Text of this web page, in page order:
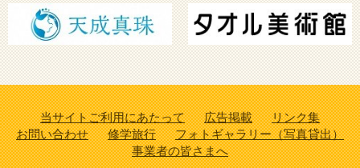
当サイトご利用にあたって 広告掲載
リンク集
お問い合わせ
修学旅行
フォトギャラリー（写真貸出）
事業者の皆さまへ